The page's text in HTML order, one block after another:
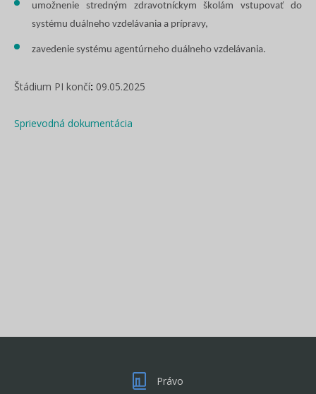
umožnenie stredným zdravotníckym školám vstupovať do
systému duálneho vzdelávania a prípravy,
zavedenie systému agentúrneho duálneho vzdelávania.
Štádium PI končí: 09.05.2025
Sprievodná dokumentácia
Právo